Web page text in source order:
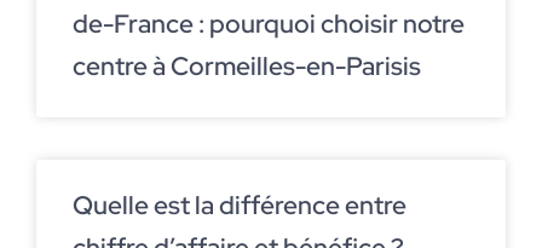
de-France : pourquoi choisir notre
centre à Cormeilles-en-Parisis
Quelle est la différence entre